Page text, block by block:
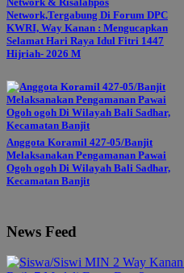
Network,Tergabung Di Forum DPC
KWRI, Way Kanan : Mengucapkan
Selamat Hari Raya Idul Fitri 1447
Hijriah- 2026 M
Anggota Koramil 427-05/Banjit
Melaksanakan Pengamanan Pawai
Ogoh ogoh Di Wilayah Bali Sadhar,
Kecamatan Banjit
News Feed